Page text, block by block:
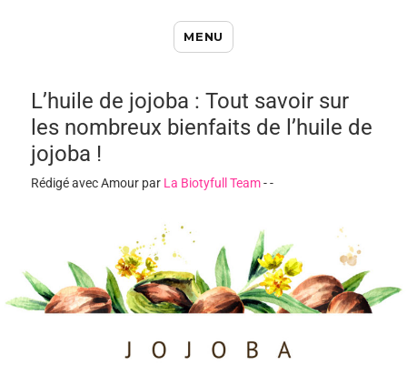
Blog Beauté Bio : Notre Top des
Astuces Beauté Naturelles !
MENU
L’huile de jojoba : Tout savoir sur
les nombreux bienfaits de l’huile de
jojoba !
Rédigé avec Amour par La Biotyfull Team--